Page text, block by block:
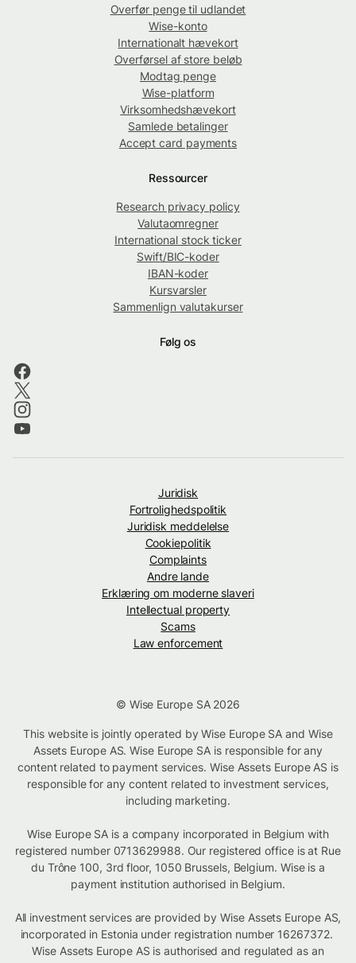
Overfør penge til udlandet
Wise-konto
Internationalt hævekort
Overførsel af store beløb
Modtag penge
Wise-platform
Virksomhedshævekort
Samlede betalinger
Accept card payments
Ressourcer
Research privacy policy
Valutaomregner
International stock ticker
Swift/BIC-koder
IBAN-koder
Kursvarsler
Sammenlign valutakurser
Følg os
Juridisk
Fortrolighedspolitik
Juridisk meddelelse
Cookiepolitik
Complaints
Andre lande
Erklæring om moderne slaveri
Intellectual property
Scams
Law enforcement
© Wise Europe SA 2026
This website is jointly operated by Wise Europe SA and Wise
Assets Europe AS. Wise Europe SA is responsible for any
content related to payment services. Wise Assets Europe AS is
responsible for any content related to investment services,
including marketing.
Wise Europe SA is a company incorporated in Belgium with
registered number 0713629988. Our registered office is at Rue
du Trône 100, 3rd floor, 1050 Brussels, Belgium. Wise is a
payment institution authorised in Belgium.
All investment services are provided by Wise Assets Europe AS,
incorporated in Estonia under registration number 16267372.
Wise Assets Europe AS is authorised and regulated as an